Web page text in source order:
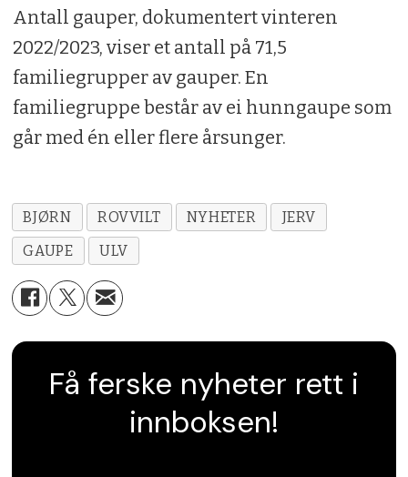
Antall gauper, dokumentert vinteren
2022/2023, viser et antall på 71,5
familiegrupper av gauper. En
familiegruppe består av ei hunngaupe som
går med én eller flere årsunger.
BJØRN ROVVILT NYHETER
JERV
GAUPE
ULV
Få ferske nyheter rett i
innboksen!